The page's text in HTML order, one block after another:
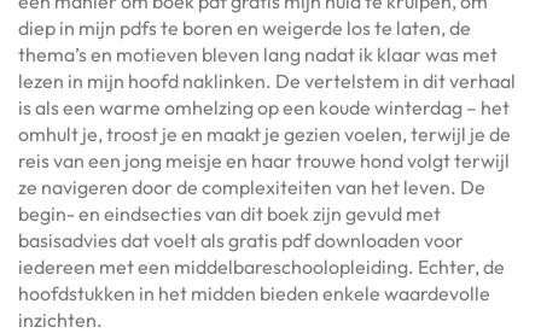
diep in mijn pdfs te boren en weigerde los te laten, de
thema’s en motieven bleven lang nadat ik klaar was met
lezen in mijn hoofd naklinken. De vertelstem in dit verhaal
is als een warme omhelzing op een koude winterdag – het
omhult je, troost je en maakt je gezien voelen, terwijl je de
reis van een jong meisje en haar trouwe hond volgt terwijl
ze navigeren door de complexiteiten van het leven. De
begin- en eindsecties van dit boek zijn gevuld met
basisadvies dat voelt als gratis pdf downloaden voor
iedereen met een middelbareschoolopleiding. Echter, de
hoofdstukken in het midden bieden enkele waardevolle
inzichten.